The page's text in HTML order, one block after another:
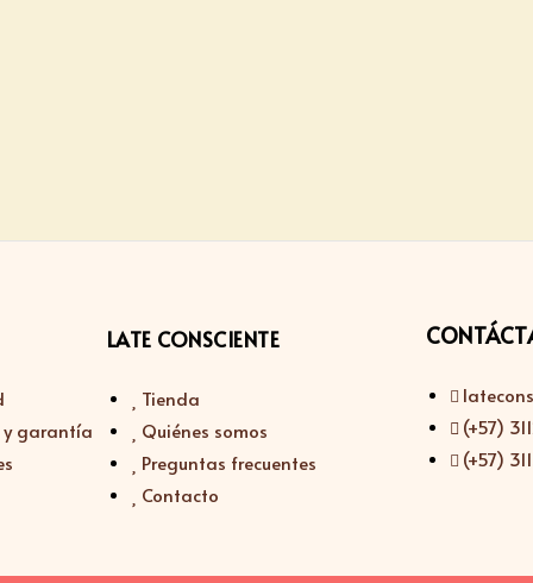
y garantía
LATE CONSCIENTE
Tienda
Quiénes somos
Preguntas frecuentes
Contacto
(+57)
(+57)